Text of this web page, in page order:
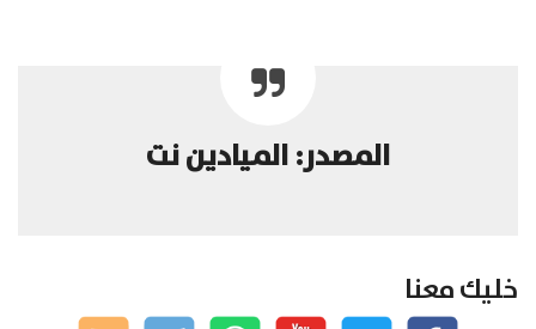
المصدر: الميادين نت
خليك معنا